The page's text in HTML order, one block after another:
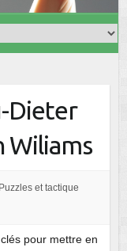
Dieter
Wiliams
Puzzles et tactique
pour mettre en